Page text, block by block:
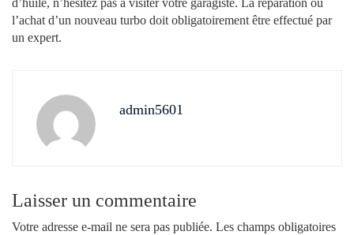
d’huile, n’hésitez pas à visiter votre garagiste. La réparation ou
l’achat d’un nouveau turbo doit obligatoirement être effectué par
un expert.
admin5601
Laisser un commentaire
Votre adresse e-mail ne sera pas publiée. Les champs obligatoires